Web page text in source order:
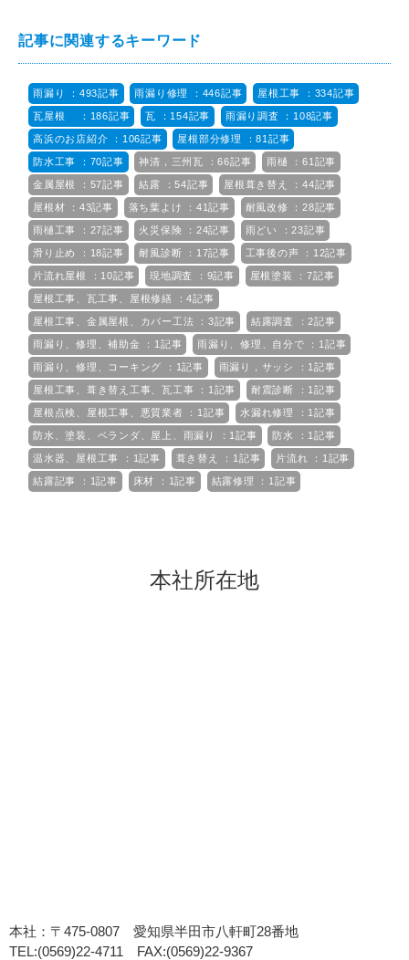
記事に関連するキーワード
雨漏り ：493記事 雨漏り修理 ：446記事 屋根工事 ：334記事
瓦屋根 ：186記事 瓦 ：154記事 雨漏り調査 ：108記事
高浜のお店紹介 ：106記事 屋根部分修理 ：81記事
防水工事 ：70記事 神清，三州瓦 ：66記事 雨樋 ：61記事
金属屋根 ：57記事 結露 ：54記事 屋根葺き替え ：44記事
屋根材 ：43記事 落ち葉よけ ：41記事 耐風改修 ：28記事
雨樋工事 ：27記事 火災保険 ：24記事 雨どい ：23記事
滑り止め ：18記事 耐風診断 ：17記事 工事後の声 ：12記事
片流れ屋根 ：10記事 現地調査 ：9記事 屋根塗装 ：7記事
屋根工事、瓦工事、屋根修繕 ：4記事
屋根工事、金属屋根、カバー工法 ：3記事 結露調査 ：2記事
雨漏り、修理、補助金 ：1記事 雨漏り、修理、自分で ：1記事
雨漏り、修理、コーキング ：1記事 雨漏り，サッシ ：1記事
屋根工事、葺き替え工事、瓦工事 ：1記事 耐震診断 ：1記事
屋根点検、屋根工事、悪質業者 ：1記事 水漏れ修理 ：1記事
防水、塗装、ベランダ、屋上、雨漏り ：1記事 防水 ：1記事
温水器、屋根工事 ：1記事 葺き替え ：1記事 片流れ ：1記事
結露記事 ：1記事 床材 ：1記事 結露修理 ：1記事
本社所在地
本社：〒475-0807 愛知県半田市八軒町28番地
TEL:(0569)22-4711 FAX:(0569)22-9367